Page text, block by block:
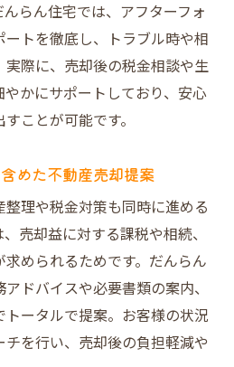
らん住宅では、アフターフォ
トを徹底し、トラブル時や相
際に、売却後の税金相談や生
かにサポートしており、安心
ことが可能です。
めた不動産売却提案
理や税金対策も同時に進める
売却益に対する課税や相続、
められるためです。だんらん
ドバイスや必要書類の案内、
ータルで提案。お客様の状況
を行い、売却後の負担軽減や